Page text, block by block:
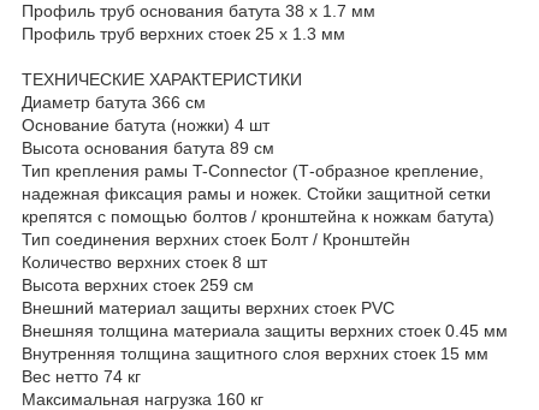
Профиль труб основания батута 38 х 1.7 мм
Профиль труб верхних стоек 25 х 1.3 мм
ТЕХНИЧЕСКИЕ ХАРАКТЕРИСТИКИ
Диаметр батута 366 см
Основание батута (ножки) 4 шт
Высота основания батута 89 см
Тип крепления рамы T-Connector (Т-образное крепление,
надежная фиксация рамы и ножек. Стойки защитной сетки
крепятся с помощью болтов / кронштейна к ножкам батута)
Тип соединения верхних стоек Болт / Кронштейн
Количество верхних стоек 8 шт
Высота верхних стоек 259 см
Внешний материал защиты верхних стоек PVC
Внешняя толщина материала защиты верхних стоек 0.45 мм
Внутренняя толщина защитного слоя верхних стоек 15 мм
Вес нетто 74 кг
Максимальная нагрузка 160 кг